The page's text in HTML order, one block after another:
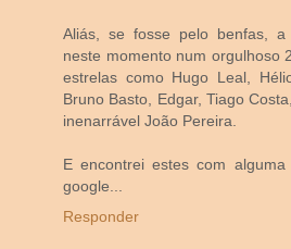
Aliás, se fosse pelo benfas, a
neste momento num orgulhoso
estrelas como Hugo Leal,
Bruno Basto, Edgar, Tiago
inenarrável João Pereira.
E encontrei estes com
google...
Responder